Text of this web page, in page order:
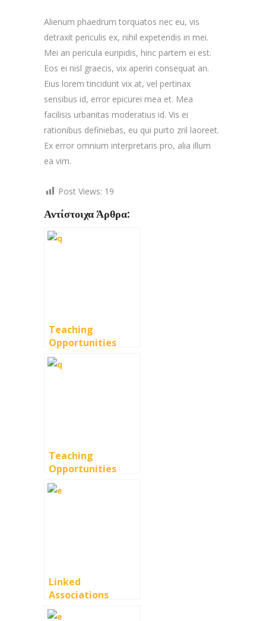
Alienum phaedrum torquatos nec eu, vis
detraxit periculis ex, nihil expetendis in mei.
Mei an pericula euripidis, hinc partem ei est.
Eos ei nisl graecis, vix aperiri consequat an.
Eius lorem tincidunt vix at, vel pertinax
sensibus id, error epicurei mea et. Mea
facilisis urbanitas moderatius id. Vis ei
rationibus definiebas, eu qui purto zril laoreet.
Ex error omnium interpretaris pro, alia illum
ea vim.
Post Views: 19
Αντίστοιχα Άρθρα:
Teaching
Opportunities
Teaching
Opportunities
Linked
Associations